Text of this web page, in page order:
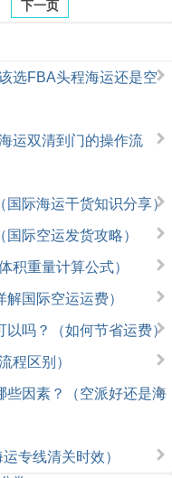
下一页
选FBA头程海运还是空
运双清到门的操作流
国际海运干货知识分享）
际空运发货攻略）
积重量计算公式）
国际空运运费）
以吗？（如何节省运费）
程区别）
些因素？（空派好还是海
专线清关时效）